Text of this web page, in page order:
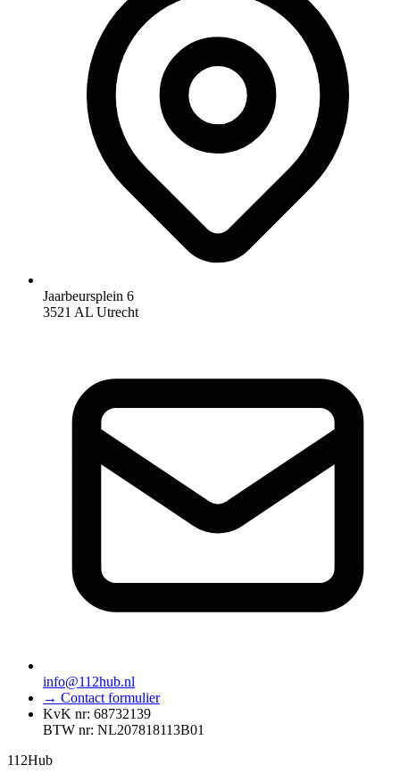
Jaarbeursplein 6
3521 AL Utrecht
info@112hub.nl
→ Contact formulier
KvK nr: 68732139
BTW nr: NL207818113B01
112Hub